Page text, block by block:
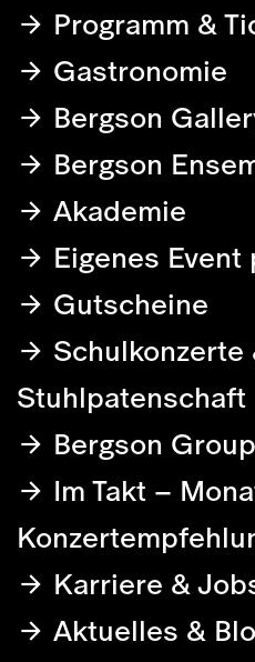
Programm &
Gastronomie
Bergson
Bergson
Akademie
Eigenes Event
Gutscheine
Schulkonzerte
Stuhlpatenschaft
Bergson
Im Takt –
Karriere &
Aktuelles &